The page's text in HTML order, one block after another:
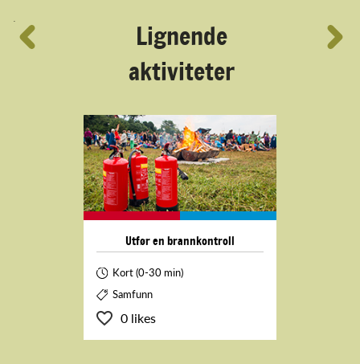
´
Lignende
aktiviteter
Utfør en brannkontroll
Kort (0-30 min)
Samfunn
0 likes